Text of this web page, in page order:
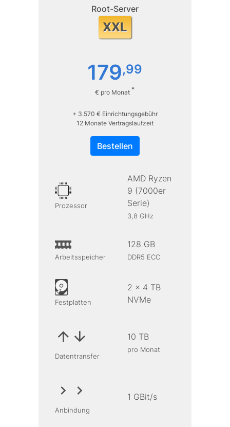
Root-Server
XXL
179,99
€ pro Monat *
+ 3.570 € Einrichtungsgebühr
12 Monate Vertragslaufzeit
Bestellen
Prozessor
AMD Ryzen
9 (7000er
Serie)
3,8 GHz
Arbeitsspeicher
128 GB
DDR5 ECC
Festplatten
2 x 4 TB
NVMe
Datentransfer
10 TB
pro Monat
Anbindung
1 GBit/s